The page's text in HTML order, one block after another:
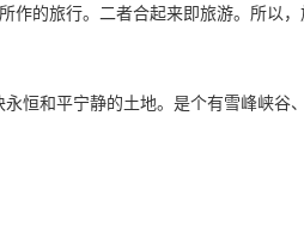
作的旅行。二者合起来即旅游。所以
恒和平宁静的土地。是个有雪峰峡谷